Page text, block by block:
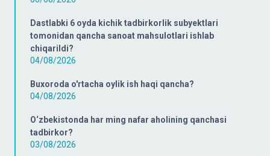
Dastlabki 6 oyda kichik tadbirkorlik subyektlari
tomonidan qancha sanoat mahsulotlari ishlab
chiqarildi?
04/08/2026
Buxoroda o'rtacha oylik ish haqi qancha?
04/08/2026
O‘zbekistonda har ming nafar aholining qanchasi
tadbirkor?
03/08/2026